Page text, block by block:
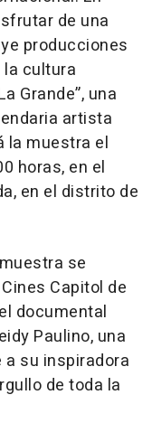
de una
producciones
cultura
Grande”, una
artista
la muestra el
horas, en el
en el distrito de
se
Capitol de
documental
Paulino, una
su inspiradora
de toda la